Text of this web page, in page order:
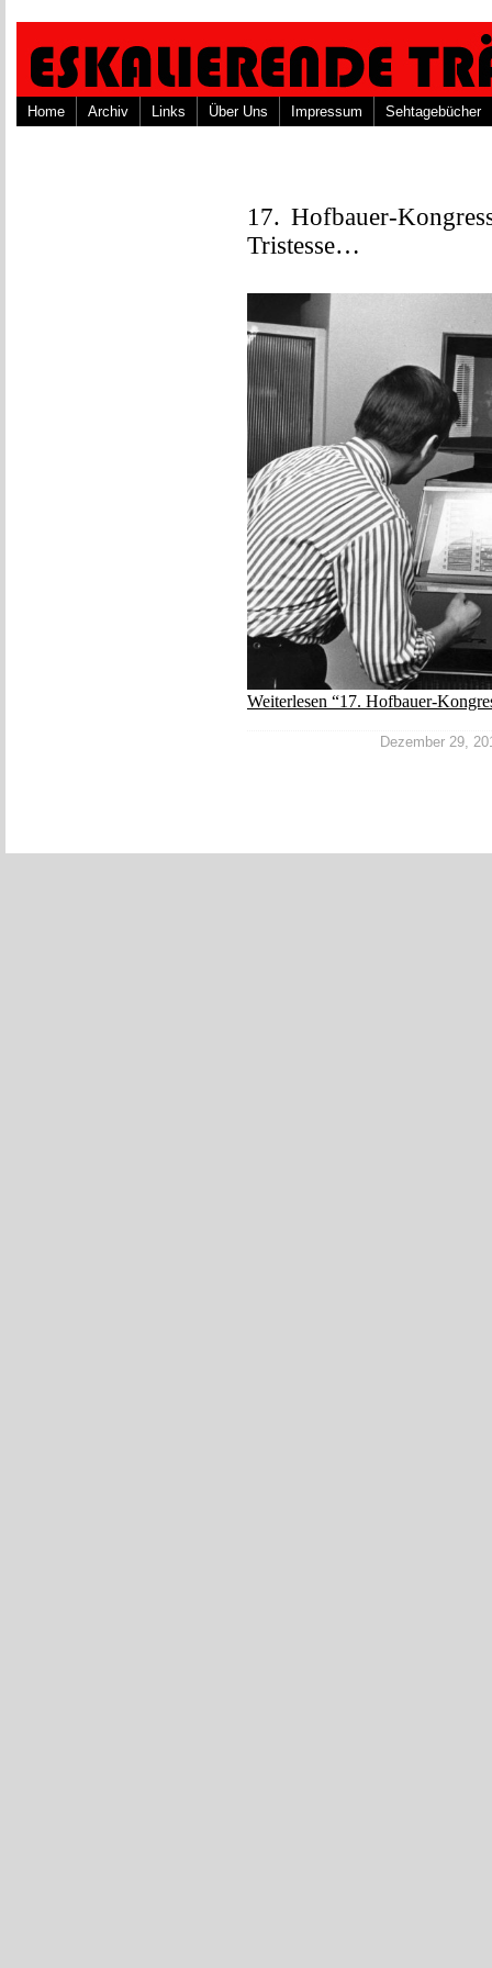
Home Archiv Links Über Uns Impressum Sehtagebücher
17. Hofbauer-
Tristesse…
Weiterlesen “17. Hofbauer-
Dezember 29,